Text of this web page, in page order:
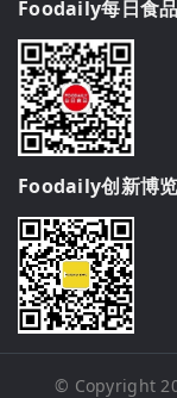
Foodaily每日食品
Foodaily创新博
© Copyright